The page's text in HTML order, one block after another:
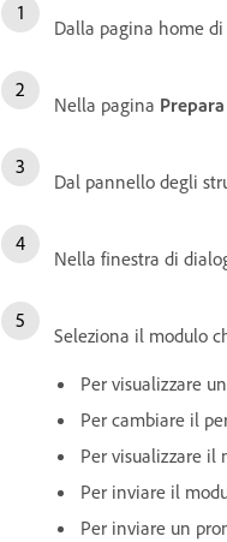
Dalla pagina home
Nella pagina
Dal pannello degli
Nella finestra di
Seleziona il modulo
Per visualizzare
Per cambiare il
Per visualizzare il
Per inviare il
Per inviare un